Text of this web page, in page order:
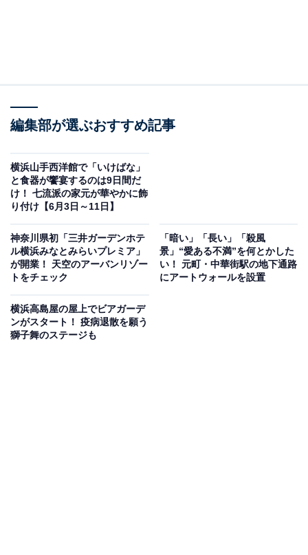
当日の観測時にスカイガーデンからの眺めが雲に覆わ
れ、視界がゼロの場合に実施。こちらも大人入場料金
（1000円）で、オリジナルポストカード1枚とドリンク1
編集部が選ぶおすすめ記事
横浜山手西洋館で「いけばな」
と食器が饗宴するのは9日間だ
け！ 七流派の家元が華やかに飾
り付け【6月3日～11日】
神奈川県初「三井ガーデンホテ
ル横浜みなとみらいプレミア」
が開業！ 天空のアーバンリゾー
トをチェック
「暗い」「長い」「殺風
景」“愛ある不満”を何とかした
い！ 元町・中華街駅の地下通路
にアートウォールを設置
横浜高島屋の屋上でビアガーデ
ンがスタート！ 疫病退散を願う
獅子舞のステージも